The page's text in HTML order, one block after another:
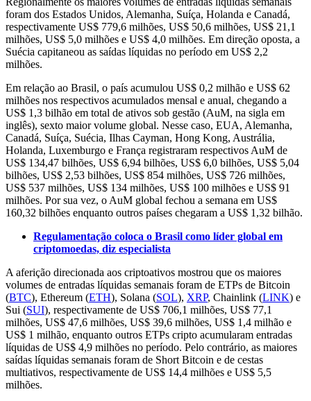
foram dos Estados Unidos, Alemanha, Suíça, Holanda e Canadá,
respectivamente US$ 779,6 milhões, US$ 50,6 milhões, US$ 21,1
milhões, US$ 5,0 milhões e US$ 4,0 milhões. Em direção oposta, a
Suécia capitaneou as saídas líquidas no período em US$ 2,2
milhões.
Em relação ao Brasil, o país acumulou US$ 0,2 milhão e US$ 62
milhões nos respectivos acumulados mensal e anual, chegando a
US$ 1,3 bilhão em total de ativos sob gestão (AuM, na sigla em
inglês), sexto maior volume global. Nesse caso, EUA, Alemanha,
Canadá, Suíça, Suécia, Ilhas Cayman, Hong Kong, Austrália,
Holanda, Luxemburgo e França registraram respectivos AuM de
US$ 134,47 bilhões, US$ 6,94 bilhões, US$ 6,0 bilhões, US$ 5,04
bilhões, US$ 2,53 bilhões, US$ 854 milhões, US$ 726 milhões,
US$ 537 milhões, US$ 134 milhões, US$ 100 milhões e US$ 91
milhões. Por sua vez, o AuM global fechou a semana em US$
160,32 bilhões enquanto outros países chegaram a US$ 1,32 bilhão.
Regulamentação coloca o Brasil como líder global em
criptomoedas, diz especialista
A aferição direcionada aos criptoativos mostrou que os maiores
volumes de entradas líquidas semanais foram de ETPs de Bitcoin
(BTC), Ethereum (ETH), Solana (SOL), XRP, Chainlink (LINK) e
Sui (SUI), respectivamente de US$ 706,1 milhões, US$ 77,1
milhões, US$ 47,6 milhões, US$ 39,6 milhões, US$ 1,4 milhão e
US$ 1 milhão, enquanto outros ETPs cripto acumularam entradas
líquidas de US$ 4,9 milhões no período. Pelo contrário, as maiores
saídas líquidas semanais foram de Short Bitcoin e de cestas
multiativos, respectivamente de US$ 14,4 milhões e US$ 5,5
milhões.